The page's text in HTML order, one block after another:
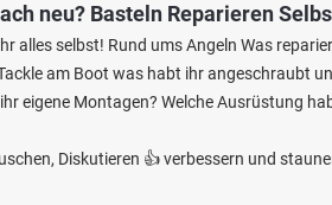
neu? Basteln Reparieren
alles selbst! Rund ums Angeln Was
am Boot was habt ihr angeschraubt
eigene Montagen? Welche Ausrüstung
Diskutieren 👍 verbessern und